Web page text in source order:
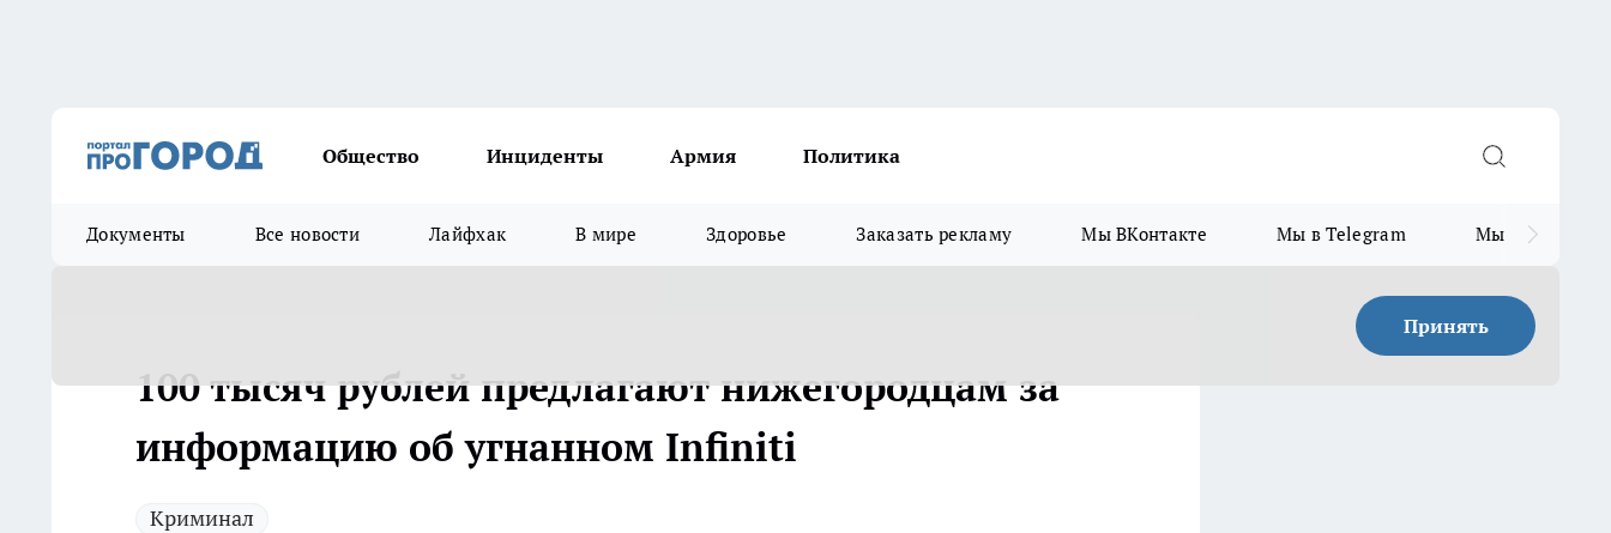
Общество Инциденты Армия Политика
Документы Все новости Лайфхак В мире Здоровье Заказать рекламу Мы ВКонтакте Мы в Telegram Мы в MAX
Принять
100 тысяч рублей предлагают нижегородцам за
информацию об угнанном Infiniti
Криминал